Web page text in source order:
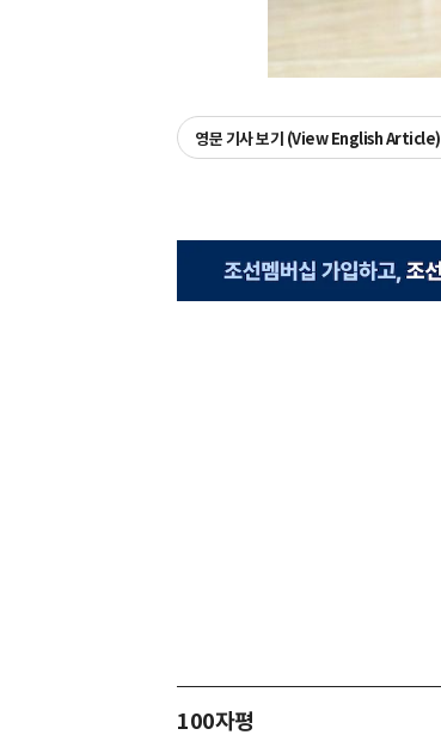
영문 기사 보기 (View English Article)
100자평